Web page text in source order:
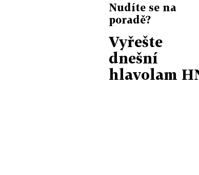
Nudíte se na
poradě?
Vyřešte
dnešní
hlavolam